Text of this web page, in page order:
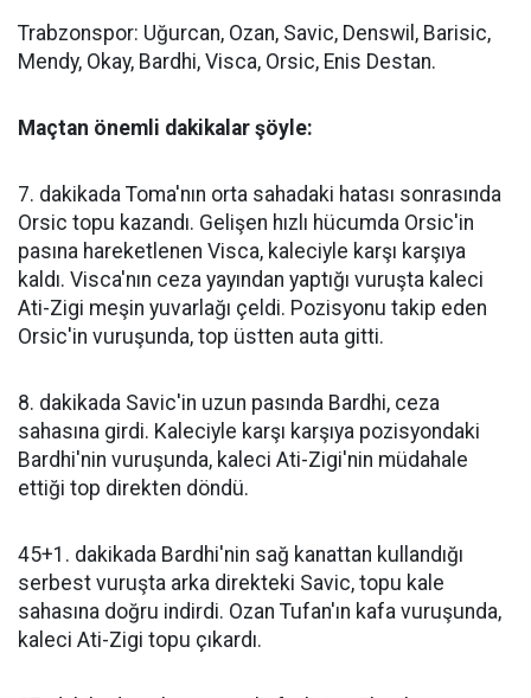
Trabzonspor: Uğurcan, Ozan, Savic, Denswil, Barisic,
Mendy, Okay, Bardhi, Visca, Orsic, Enis Destan.
Maçtan önemli dakikalar şöyle:
7. dakikada Toma'nın orta sahadaki hatası sonrasında
Orsic topu kazandı. Gelişen hızlı hücumda Orsic'in
pasına hareketlenen Visca, kaleciyle karşı karşıya
kaldı. Visca'nın ceza yayından yaptığı vuruşta kaleci
Ati-Zigi meşin yuvarlağı çeldi. Pozisyonu takip eden
Orsic'in vuruşunda, top üstten auta gitti.
8. dakikada Savic'in uzun pasında Bardhi, ceza
sahasına girdi. Kaleciyle karşı karşıya pozisyondaki
Bardhi'nin vuruşunda, kaleci Ati-Zigi'nin müdahale
ettiği top direkten döndü.
45+1. dakikada Bardhi'nin sağ kanattan kullandığı
serbest vuruşta arka direkteki Savic, topu kale
sahasına doğru indirdi. Ozan Tufan'ın kafa vuruşunda,
kaleci Ati-Zigi topu çıkardı.